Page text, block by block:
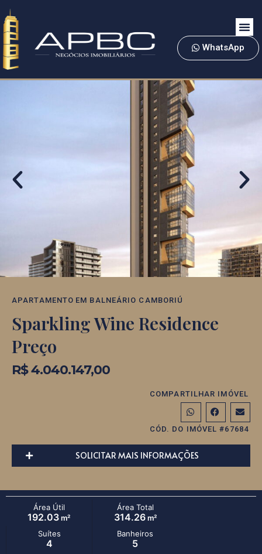
WhatsApp
APARTAMENTO EM BALNEÁRIO CAMBORIÚ
Sparkling Wine Residence
Preço
R$ 4.040.147,00
COMPARTILHAR IMÓVEL
CÓD. DO IMÓVEL #67684
SOLICITAR MAIS INFORMAÇÕES
Área Útil
192.03 m²
Área Total
314.26m²
Suítes
4
Banheiros
5